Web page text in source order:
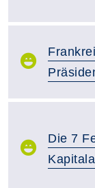
Die 7